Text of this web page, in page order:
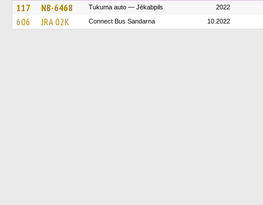
117 NB-6468 Tukuma auto — Jēkabpils 2022
606 JRA 02K Connect Bus Sandarna 10.2022